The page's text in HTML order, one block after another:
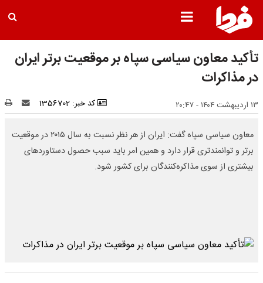
تأکید معاون سیاسی سپاه بر موقعیت برتر ایران
در مذاکرات
۱۳ اردیبهشت ۱۴۰۴ - ۲۰:۴۷ کد خبر: 1356702
معاون سیاسی سپاه گفت: ایران از هر نظر نسبت به سال ۲۰۱۵ در موقعیت
برتر و توانمندتری قرار دارد و همین امر باید سبب حصول دستاوردهای
بیشتری از سوی مذاکره‌کنندگان برای کشور شود.